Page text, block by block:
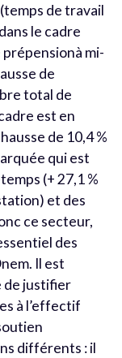
de travail
le cadre
mi-
de
total de
est en
de 10,4 %
qui est
(+ 27,1 %
et des
ce secteur,
des
Il est
de justifier
à l’effectif
différents : il